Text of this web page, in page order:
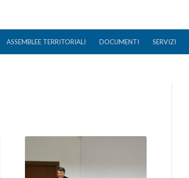
ASSEMBLEE TERRITORIALI DOCUMENTI SERVIZI